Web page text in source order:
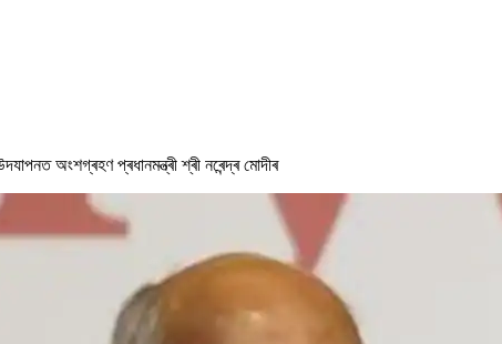
অংশগ্ৰহণ প্ৰধানমন্ত্ৰী শ্ৰী নৰেন্দ্ৰ মোদীৰ